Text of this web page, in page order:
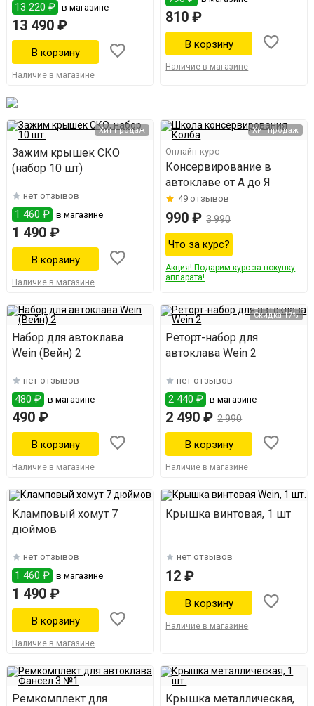
13 220 ₽ в магазине
13 490 ₽
Наличие в магазине
810 ₽
Наличие в магазине
Хит продаж
Зажим крышек СКО
(набор 10 шт)
нет отзывов
1 460 ₽ в магазине
1 490 ₽
Наличие в магазине
Хит продаж
Онлайн-курс
Консервирование в
автоклаве от А до Я
49 отзывов
990 ₽ 3 990
Что за курс?
Акция! Подарим курс за покупку
аппарата!
Набор для автоклава
Wein (Вейн) 2
нет отзывов
480 ₽ в магазине
490 ₽
Наличие в магазине
Скидка 17%
Реторт-набор для
автоклава Wein 2
нет отзывов
2 440 ₽ в магазине
2 490 ₽ 2 990
Наличие в магазине
Кламповый хомут 7
дюймов
нет отзывов
1 460 ₽ в магазине
1 490 ₽
Наличие в магазине
Крышка винтовая, 1 шт
нет отзывов
12 ₽
Наличие в магазине
Ремкомплект для
Крышка металлическая,